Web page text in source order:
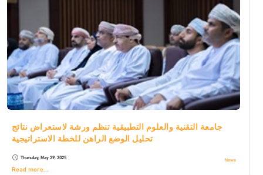
جامعة التقنية والعلوم التطبيقية تنظم ورشة لاستعراض نتائج
تحليل الوضع الراهن للخطة الاستراتيجية
schedule Thursday, May 29, 2025 News
Read more...